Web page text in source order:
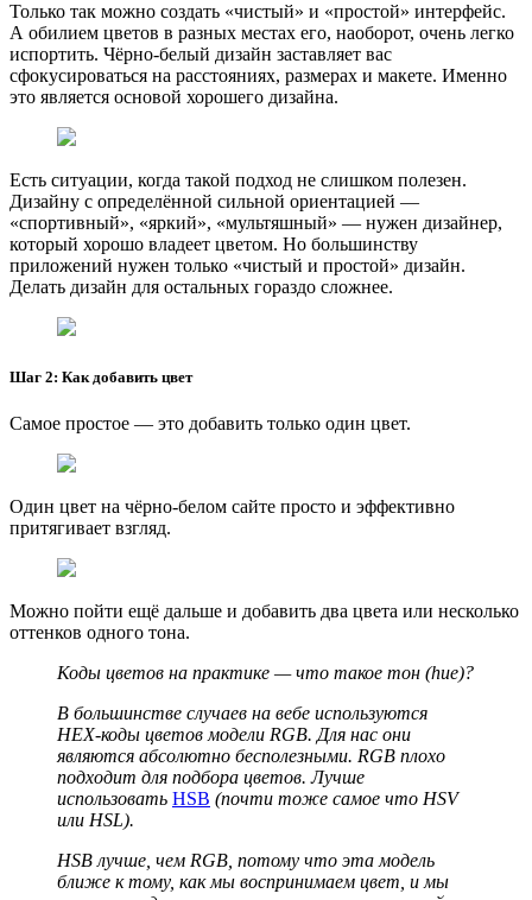
Только так можно создать «чистый» и «простой» интерфейс.
А обилием цветов в разных местах его, наоборот, очень легко
испортить. Чёрно-белый дизайн заставляет вас
сфокусироваться на расстояниях, размерах и макете. Именно
это является основой хорошего дизайна.
Есть ситуации, когда такой подход не слишком полезен.
Дизайну с определённой сильной ориентацией —
«спортивный», «яркий», «мультяшный» — нужен дизайнер,
который хорошо владеет цветом. Но большинству
приложений нужен только «чистый и простой» дизайн.
Делать дизайн для остальных гораздо сложнее.
Шаг 2: Как добавить цвет
Самое простое — это добавить только один цвет.
Один цвет на чёрно-белом сайте просто и эффективно
притягивает взгляд.
Можно пойти ещё дальше и добавить два цвета или несколько
оттенков одного тона.
Коды цветов на практике — что такое тон (hue)?
В большинстве случаев на вебе используются
HEX-коды цветов модели RGB. Для нас они
являются абсолютно бесполезными. RGB плохо
подходит для подбора цветов. Лучше
использовать HSB (почти тоже самое что HSV
или HSL).
HSB лучше, чем RGB, потому что эта модель
ближе к тому, как мы воспринимаем цвет, и мы